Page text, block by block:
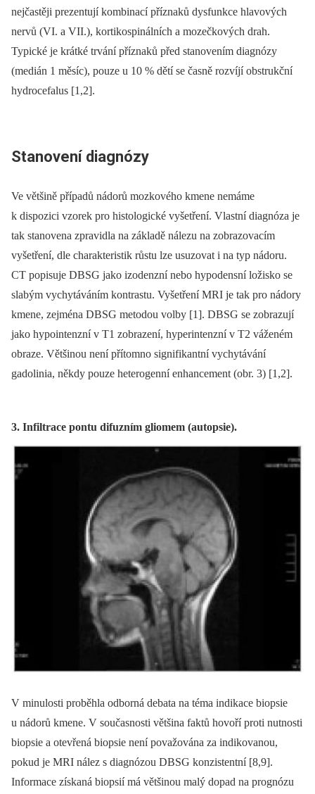
nejčastěji prezentují kombinací příznaků dysfunkce hlavových
nervů (VI. a VII.), kortikospinálních a mozečkových drah.
Typické je krátké trvání příznaků před stanovením diagnózy
(medián 1 měsíc), pouze u 10 % dětí se časně rozvíjí obstrukční
hydrocefalus [1,2].
Stanovení diagnózy
Ve většině případů nádorů mozkového kmene nemáme
k dispozici vzorek pro histologické vyšetření. Vlastní diagnóza je
tak stanovena zpravidla na základě nálezu na zobrazovacím
vyšetření, dle charakteristik růstu lze usuzovat i na typ nádoru.
CT popisuje DBSG jako izodenzní nebo hypodensní ložisko se
slabým vychytáváním kontrastu. Vyšetření MRI je tak pro nádory
kmene, zejména DBSG metodou volby [1]. DBSG se zobrazují
jako hypointenzní v T1 zobrazení, hyperintenzní v T2 váženém
obraze. Většinou není přítomno signifikantní vychytávání
gadolinia, někdy pouze heterogenní enhancement (obr. 3) [1,2].
3. Infiltrace pontu difuzním gliomem (autopsie).
V minulosti proběhla odborná debata na téma indikace biopsie
u nádorů kmene. V současnosti většina faktů hovoří proti nutnosti
biopsie a otevřená biopsie není považována za indikovanou,
pokud je MRI nález s diagnózou DBSG konzistentní [8,9].
Informace získaná biopsií má většinou malý dopad na prognózu